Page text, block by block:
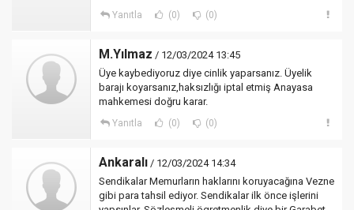
Yanıtla (0) (0)
M.Yılmaz / 12/03/2024 13:45
Üye kaybediyoruz diye cinlik yaparsanız. Üyelik
barajı koyarsanız,haksızlığı iptal etmiş Anayasa
mahkemesi doğru karar.
Yanıtla (0) (0)
Ankaralı / 12/03/2024 14:34
Sendikalar Memurların haklarını koruyacağına Vezne
gibi para tahsil ediyor. Sendikalar ilk önce işlerini